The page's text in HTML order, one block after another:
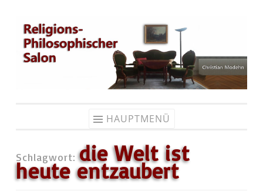
Zum
Inhalt
springen
HAUPTMENÜ
Schlagwort:die Welt ist
heute entzaubert